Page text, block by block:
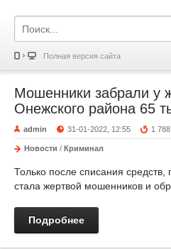
Полная версия сайта
Мошенники забрали у
Онежского района 65
admin 31-01-2022, 12:55 1 788
Новости / Криминал
Только после списания средств,
стала жертвой мошенников и
Подробнее